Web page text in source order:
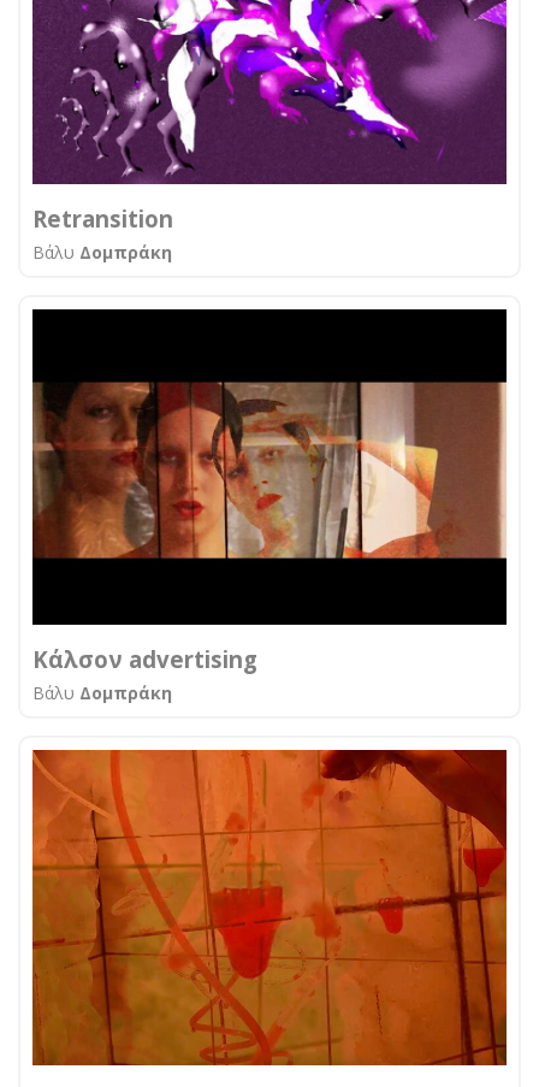
Retransition
Βάλυ Δομπράκη
Κάλσον advertising
Βάλυ Δομπράκη